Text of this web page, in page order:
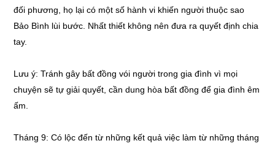
đối phương, họ lại có một số hành vi khiến người thuộc sao
Bảo Bình lùi bước. Nhất thiết không nên đưa ra quyết định chia
tay.
Lưu ý: Tránh gây bất đồng vói người trong gia đình vì mọi
chuyện sẽ tự giải quyết, cần dung hòa bất đồng để gia đình êm
ấm.
Tháng 9: Có lộc đến từ những kết quả việc làm từ những tháng